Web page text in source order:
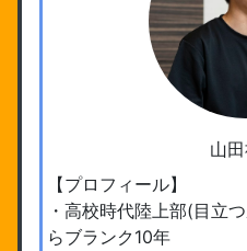
山
【プロフィール】
・高校時代陸上部(目立
らブランク10年